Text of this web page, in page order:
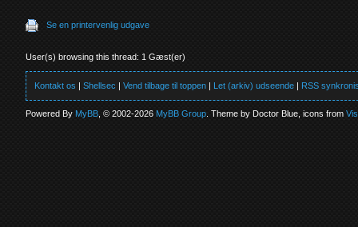
Se en printervenlig udgave
User(s) browsing this thread: 1 Gæst(er)
Kontakt os |Shellsec |Vend tilbage til toppen | Let (arkiv) udseende | RSS
Powered By MyBB , © 2002-2026 MyBB Group . Theme by Doctor Blue, icons from